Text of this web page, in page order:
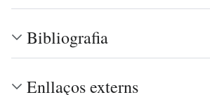
Bibliografia
Enllaços externs